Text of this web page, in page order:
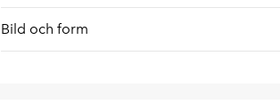
Bild och form